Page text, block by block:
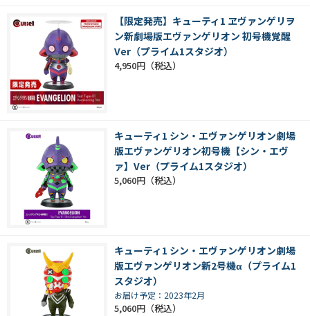
【限定発売】キューティ1 ヱヴァンゲリヲ
ン新劇場版エヴァンゲリオン 初号機覚醒
Ver（プライム1スタジオ）
4,950円
キューティ1 シン・エヴァンゲリオン劇場
版エヴァンゲリオン初号機【シン・エヴ
ァ】Ver（プライム1スタジオ）
5,060円
キューティ1 シン・エヴァンゲリオン劇場
版エヴァンゲリオン新2号機α（プライム1
スタジオ）
お届け予定：2023年2月
5,060円